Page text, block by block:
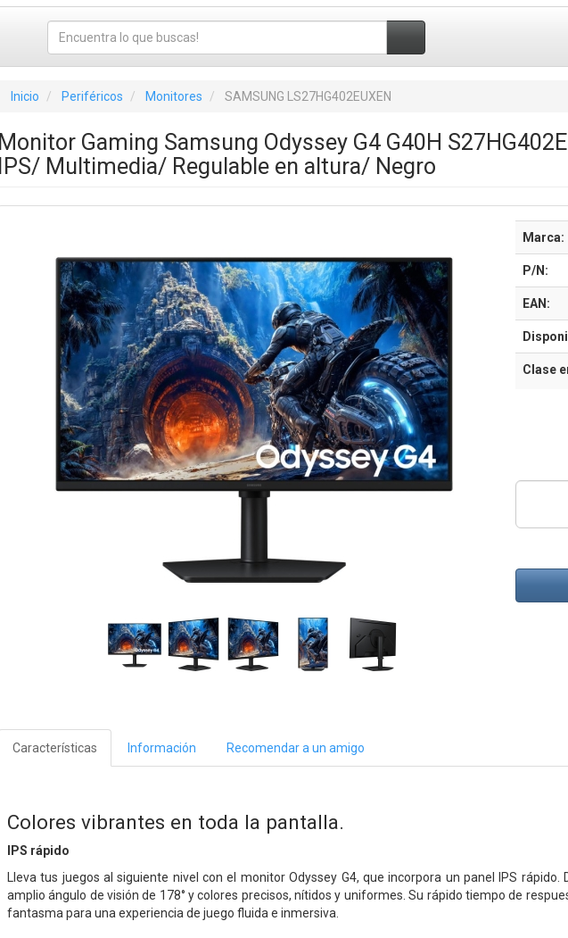
Inicio Periféricos Monitores SAMSUNG LS27HG402EUXEN
Monitor Gaming Samsung Odyssey G4 G40H
IPS/ Multimedia/ Regulable en altura/ Negro
Marca:
P/N:
EAN:
Clase
Características Información Recomendar a un amigo
Colores vibrantes en toda la pantalla.
IPS rápido
Lleva tus juegos al siguiente nivel con el monitor Odyssey G4, que incorpora un panel IPS
amplio ángulo de visión de 178° y colores precisos, nítidos y uniformes. Su rápido tiempo de
fantasma para una experiencia de juego fluida e inmersiva.